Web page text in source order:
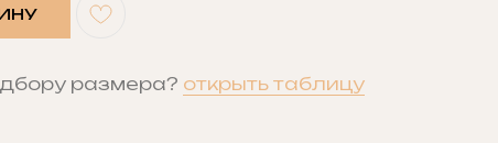
размера? открыть таблицу